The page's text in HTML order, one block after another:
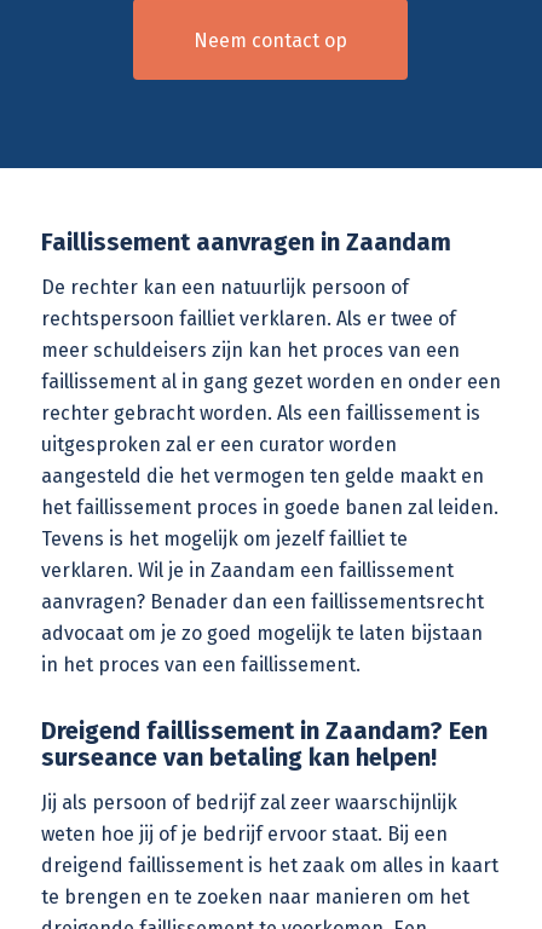
Neem contact op
Faillissement aanvragen in Zaandam
De rechter kan een natuurlijk persoon of
rechtspersoon failliet verklaren. Als er twee of
meer schuldeisers zijn kan het proces van een
faillissement al in gang gezet worden en onder een
rechter gebracht worden. Als een faillissement is
uitgesproken zal er een curatorworden
aangesteld die het vermogen ten gelde maakt en
het faillissement proces in goede banen zal leiden.
Tevens is het mogelijk om jezelf failliet te
verklaren. Wil je in Zaandam een faillissement
aanvragen? Benader dan een faillissementsrecht
advocaat om je zo goed mogelijk te laten bijstaan
in het proces van een faillissement.
Dreigend faillissement in Zaandam? Een
surseance van betaling kan helpen!
Jij als persoon of bedrijf zal zeer waarschijnlijk
weten hoe jij of je bedrijf ervoor staat. Bij een
dreigend faillissement is het zaak om alles in kaart
te brengen en te zoeken naar manieren om het